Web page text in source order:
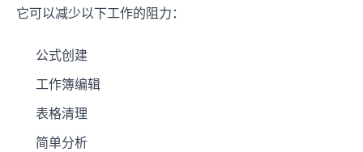
它可以减少以下工作的阻力：
公式创建
工作簿编辑
表格清理
简单分析